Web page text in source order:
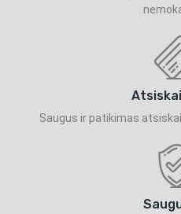
Saugus ir patikimas